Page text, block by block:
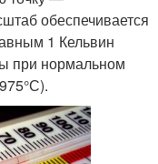
обеспечивается
1 Кельвин
при нормальном